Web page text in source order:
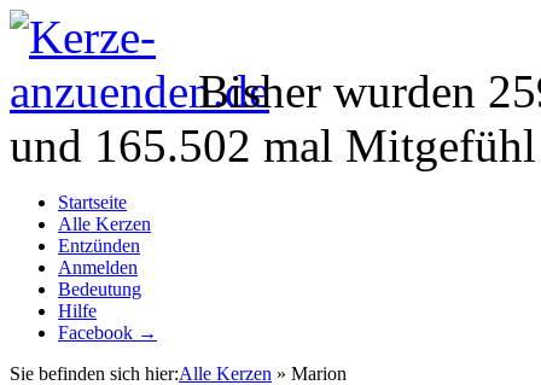
Bisher wurden
und 165.502 mal
Startseite
Alle Kerzen
Entzünden
Anmelden
Bedeutung
Hilfe
Facebook →
Sie befinden sich hier:Alle Kerzen » Marion